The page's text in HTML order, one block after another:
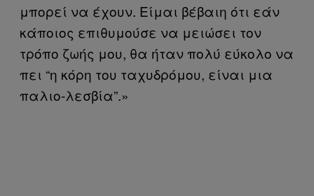
μπορεί να έχουν. Είμαι βέβαιη ότι εάν
κάποιος επιθυμούσε να μειώσει τον
τρόπο ζωής μου, θα ήταν πολύ εύκολο να
πει “η κόρη του ταχυδρόμου, είναι μια
παλιο-λεσβία”.»